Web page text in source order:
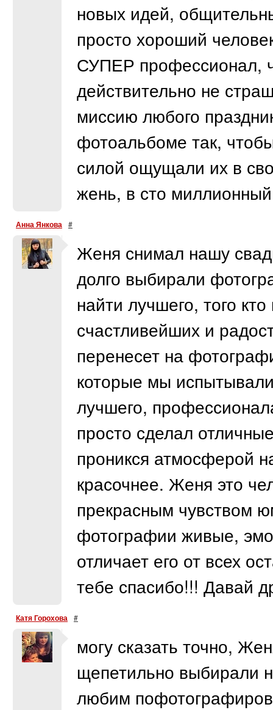
новых идей,
просто хороший
СУПЕР профессионал,
действительно не
миссию любого
фотоальбоме так,
силой ощущали их в
жень, в сто
Анна Янкова #
Женя снимал нашу
долго выбирали
найти лучшего, того
счастливейших и
перенесет на
которые мы
лучшего,
просто сделал
проникся атмосферой
красочнее. Женя это
прекрасным чувством
фотографии живые,
отличает его от всех
тебе спасибо!!! Давай
Катя Горохова #
могу сказать точно,
щепетильно выбирали
любим